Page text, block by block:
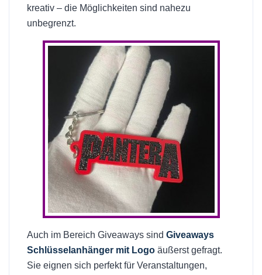
kreativ – die Möglichkeiten sind nahezu
unbegrenzt.
Auch im Bereich Giveaways sind Giveaways
Schlüsselanhänger mit Logo äußerst gefragt.
Sie eignen sich perfekt für Veranstaltungen,